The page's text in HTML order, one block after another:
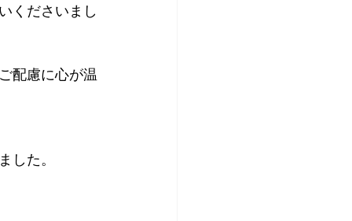
くださいまし
配慮に心が温
した。